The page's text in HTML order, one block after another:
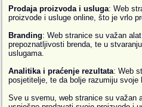
Prodaja proizvoda i usluga: Web
proizvode i usluge online, što je vrlo
Branding: Web stranice su važan
prepoznatljivosti brenda, te u
uslugama.
Analitika i praćenje rezultata: Web
posjetitelje, te da bolje razumiju
Sve u svemu, web stranice su važan